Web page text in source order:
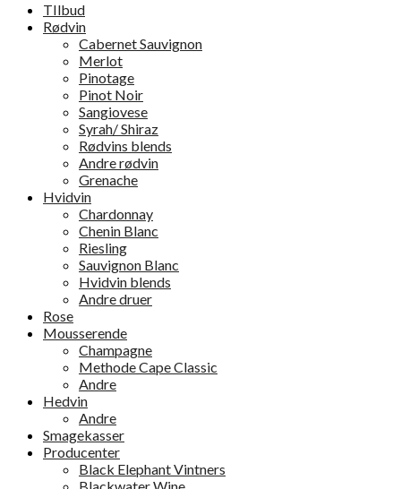
TIlbud
Rødvin
Cabernet Sauvignon
Merlot
Pinotage
Pinot Noir
Sangiovese
Syrah/ Shiraz
Rødvins blends
Andre rødvin
Grenache
Hvidvin
Chardonnay
Chenin Blanc
Riesling
Sauvignon Blanc
Hvidvin blends
Andre druer
Rose
Mousserende
Champagne
Methode Cape Classic
Andre
Hedvin
Andre
Smagekasser
Producenter
Black Elephant Vintners